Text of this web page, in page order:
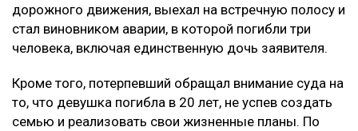
дорожного движения, выехал на встречную полосу и
стал виновником аварии, в которой погибли три
человека, включая единственную дочь заявителя.
Кроме того, потерпевший обращал внимание суда на
то, что девушка погибла в 20 лет, не успев создать
семью и реализовать свои жизненные планы. По